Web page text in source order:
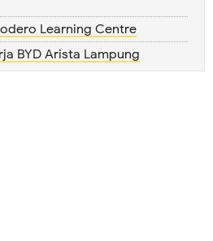
Learning Centre
BYD Arista Lampung